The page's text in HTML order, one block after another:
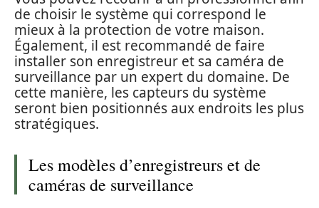
de choisir le système qui correspond le
mieux à la protection de votre maison.
Également, il est recommandé de faire
installer son enregistreur et sa caméra de
surveillance par un expert du domaine. De
cette manière, les capteurs du système
seront bien positionnés aux endroits les plus
stratégiques.
Les modèles d’enregistreurs et de
caméras de surveillance